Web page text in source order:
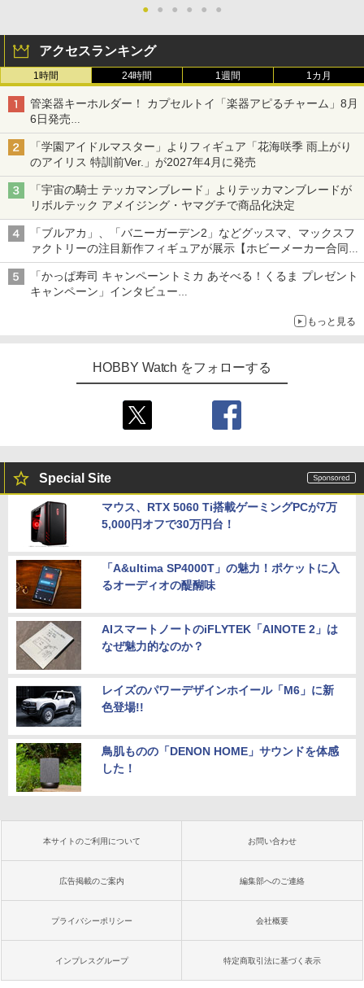
● ● ● ● ● ●
アクセスランキング
1時間 24時間 1週間 1カ月
管楽器キーホルダー！ カプセルトイ「楽器アピるチャーム」8月
6日発売
チューバ、テナサクなど5種各3色
「学園アイドルマスター」よりフィギュア「花海咲季 雨上がり
のアイリス 特訓前Ver.」が2027年4月に発売
「宇宙の騎士 テッカマンブレード」よりテッカマンブレードが
リボルテック アメイジング・ヤマグチで商品化決定
「ブルアカ」、「バニーガーデン2」などグッスマ、マックスフ
ァクトリーの注目新作フィギュアが展示【ホビーメーカー合同展
示会】
「かっぱ寿司 キャンペーントミカ あそべる！くるま プレゼント
キャンペーン」インタビュー
もっと見る
HOBBY Watch をフォローする
Special Site
マウス、RTX 5060 Ti搭載ゲーミングPCが7万
5,000円オフで30万円台！
「A&ultima SP4000T」の魅力！ポケットに入
るオーディオの醍醐味
AIスマートノートのiFLYTEK「AINOTE 2」は
なぜ魅力的なのか？
レイズのパワーデザインホイール「M6」に新
色登場!!
鳥肌ものの「DENON HOME」サウンドを体感
した！
本サイトのご利用について お問い合わせ
広告掲載のご案内 編集部へのご連絡
プライバシーポリシー 会社概要
インプレスグループ 特定商取引法に基づく表示